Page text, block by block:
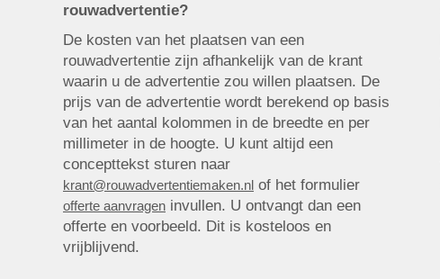
rouwadvertentie?
De kosten van het plaatsen van een
rouwadvertentie zijn afhankelijk van de krant
waarin u de advertentie zou willen plaatsen. De
prijs van de advertentie wordt berekend op basis
van het aantal kolommen in de breedte en per
millimeter in de hoogte. U kunt altijd een
concepttekst sturen naar
krant@rouwadvertentiemaken.nl of het formulier
offerte aanvragen invullen. U ontvangt dan een
offerte en voorbeeld. Dit is kosteloos en
vrijblijvend.